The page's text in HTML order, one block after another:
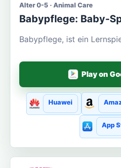
Alter 0-5 · Animal Care
Babypflege: Baby-
Babypflege, ist ein
Play on
Huawei
App